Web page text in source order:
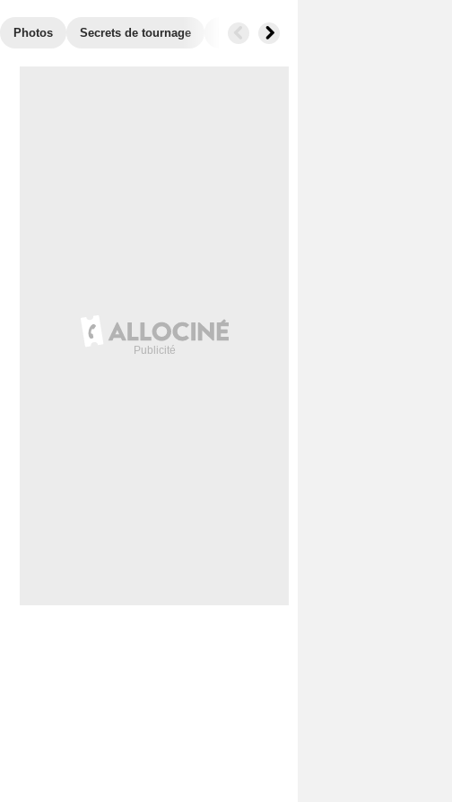
Photos Secrets de tournage Box Office